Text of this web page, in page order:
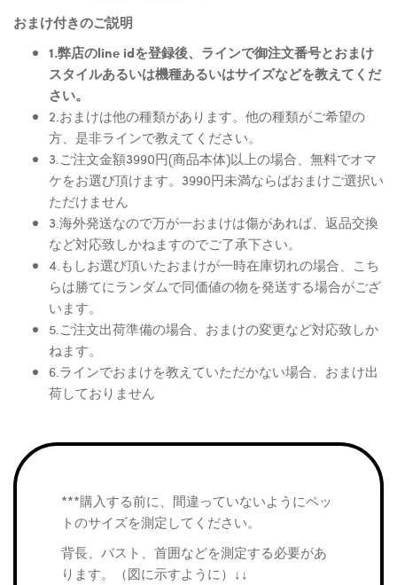
おまけ付きのご説明
1.弊店のline idを登録後、ラインで御注文番号とおまけ
スタイルあるいは機種あるいはサイズなどを教えてくだ
さい。
2.おまけは他の種類があります。他の種類がご希望の
方、是非ラインで教えてください。
3.ご注文金額3990円(商品本体)以上の場合、無料でオマ
ケをお選び頂けます。3990円未満ならばおまけご選択い
ただけません
3.海外発送なので万が一おまけは傷があれば、返品交換
など対応致しかねますのでご了承下さい。
4.もしお選び頂いたおまけが一時在庫切れの場合、こち
らは勝てにランダムで同価値の物を発送する場合がござ
います。
5.ご注文出荷準備の場合、おまけの変更など対応致しか
ねます。
6.ラインでおまけを教えていただかない場合、おまけ出
荷しておりません
***購入する前に、間違っていないようにペッ
トのサイズを測定してください。
背長、バスト、首囲などを測定する必要があ
ります。（図に示すように）↓↓